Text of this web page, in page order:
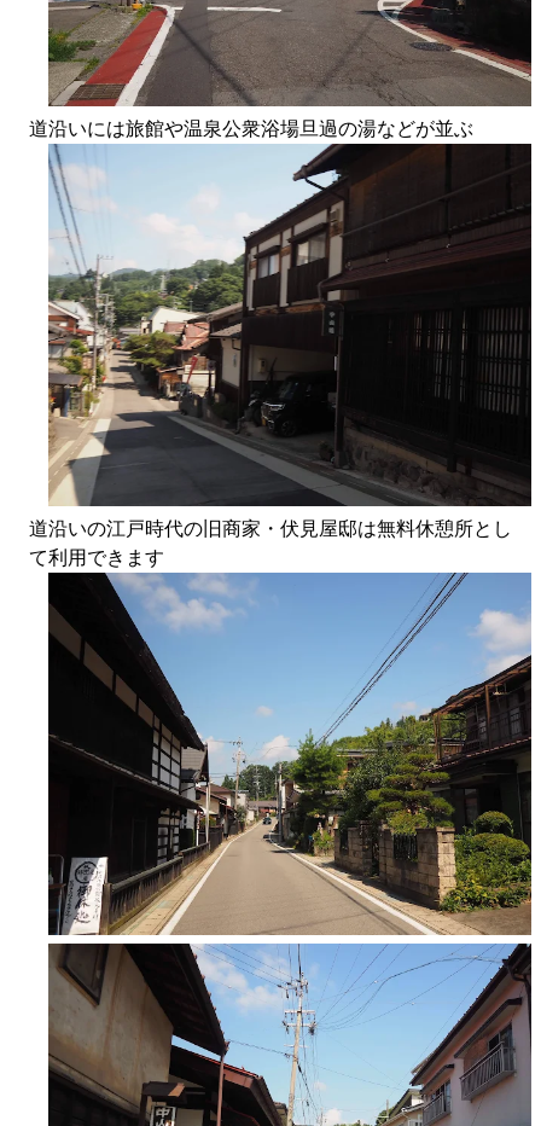
道沿いには旅館や温泉公衆浴場旦過の湯などが並ぶ
道沿いの江戸時代の旧商家・伏見屋邸は無料休憩所とし
て利用できます